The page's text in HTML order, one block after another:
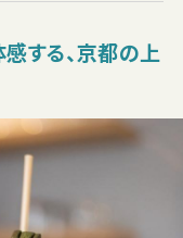
する、京都の上